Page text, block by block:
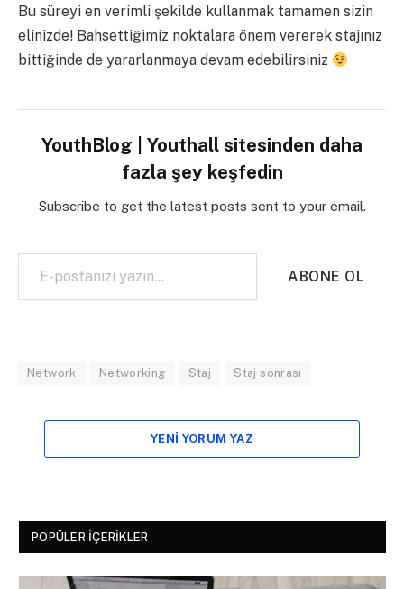
Bu süreyi en verimli şekilde kullanmak tamamen sizin
elinizde! Bahsettiğimiz noktalara önem vererek stajınız
bittiğinde de yararlanmaya devam edebilirsiniz
YouthBlog | Youthall sitesinden daha
fazla şey keşfedin
Subscribe to get the latest posts sent to your email.
E-postanızı yazın…
ABONE OL
Network Networking Staj Staj sonrası
YENI YORUM YAZ
POPÜLER İÇERIKLER